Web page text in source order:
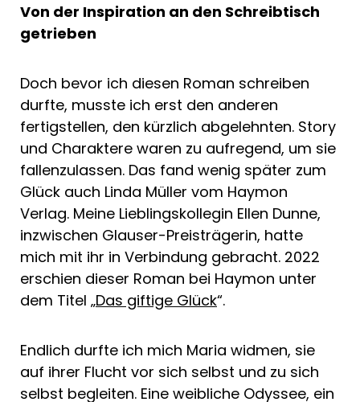
Von der Inspiration an den Schreibtisch
getrieben
Doch bevor ich diesen Roman schreiben
durfte, musste ich erst den anderen
fertigstellen, den kürzlich abgelehnten. Story
und Charaktere waren zu aufregend, um sie
fallenzulassen. Das fand wenig später zum
Glück auch Linda Müller vom Haymon
Verlag. Meine Lieblingskollegin Ellen Dunne,
inzwischen Glauser-Preisträgerin, hatte
mich mit ihr in Verbindung gebracht. 2022
erschien dieser Roman bei Haymon unter
dem Titel „Das giftige Glück“.
Endlich durfte ich mich Maria widmen, sie
auf ihrer Flucht vor sich selbst und zu sich
selbst begleiten. Eine weibliche Odyssee, ein